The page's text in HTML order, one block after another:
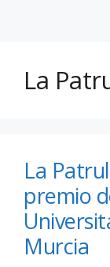
La
La
premio
Murcia